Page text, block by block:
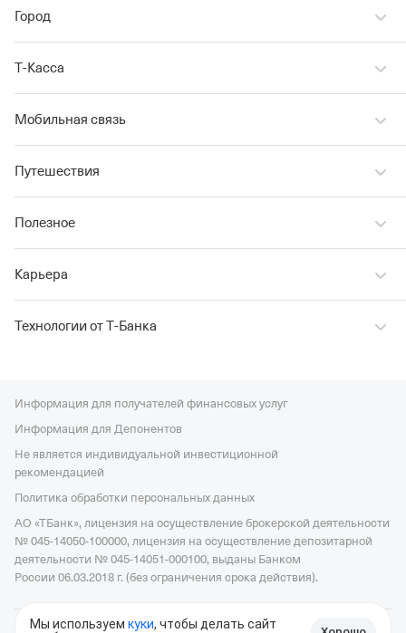
Мы используем куки, чтобы делать сайт
Город
Т‑Касса
Мобильная связь
Путешествия
Полезное
Карьера
Технологии от Т‑Банка
Информация для получателей финансовых услуг
Информация для Депонентов
Не является индивидуальной инвестиционной
рекомендацией
Политика обработки персональных данных
АО «ТБанк», лицензия на осуществление брокерской деятельности
№ 045-14050-100000, лицензия на осуществление депозитарной
деятельности № 045-14051-000100, выданы Банком
России 06.03.2018 г. (без ограничения срока действия).